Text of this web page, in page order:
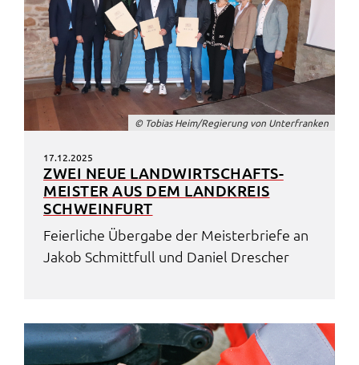
© Tobi­as Heim/Regie­rung von Unter­fran­ken
17.12.2025
ZWEI NEUE LAND­WIRT­SCHAFTS­
MEIS­TER AUS DEM LAND­KREIS
SCHWEIN­FURT
Feier­li­che Über­ga­be der Meis­ter­brie­fe an
Jakob Schmitt­full und Dani­el Drescher